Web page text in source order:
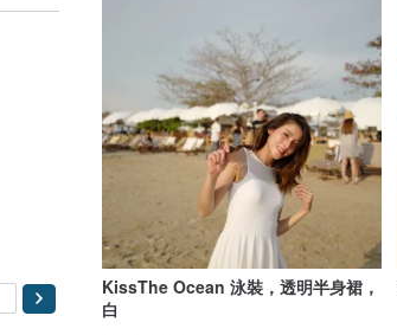
KissThe Ocean 泳裝，透明半身裙，
白